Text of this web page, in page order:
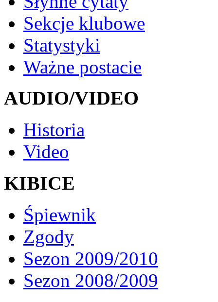
Sekcje klubowe
Statystyki
Ważne postacie
AUDIO/VIDEO
Historia
Video
KIBICE
Śpiewnik
Zgody
Sezon 2009/2010
Sezon 2008/2009